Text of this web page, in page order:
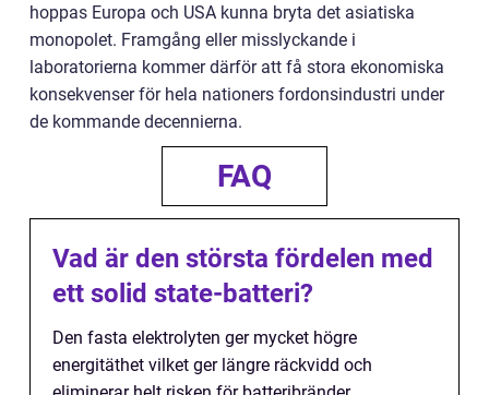
hoppas Europa och USA kunna bryta det asiatiska
monopolet. Framgång eller misslyckande i
laboratorierna kommer därför att få stora ekonomiska
konsekvenser för hela nationers fordonsindustri under
de kommande decennierna.
FAQ
Vad är den största fördelen med
ett solid state-batteri?
Den fasta elektrolyten ger mycket högre
energitäthet vilket ger längre räckvidd och